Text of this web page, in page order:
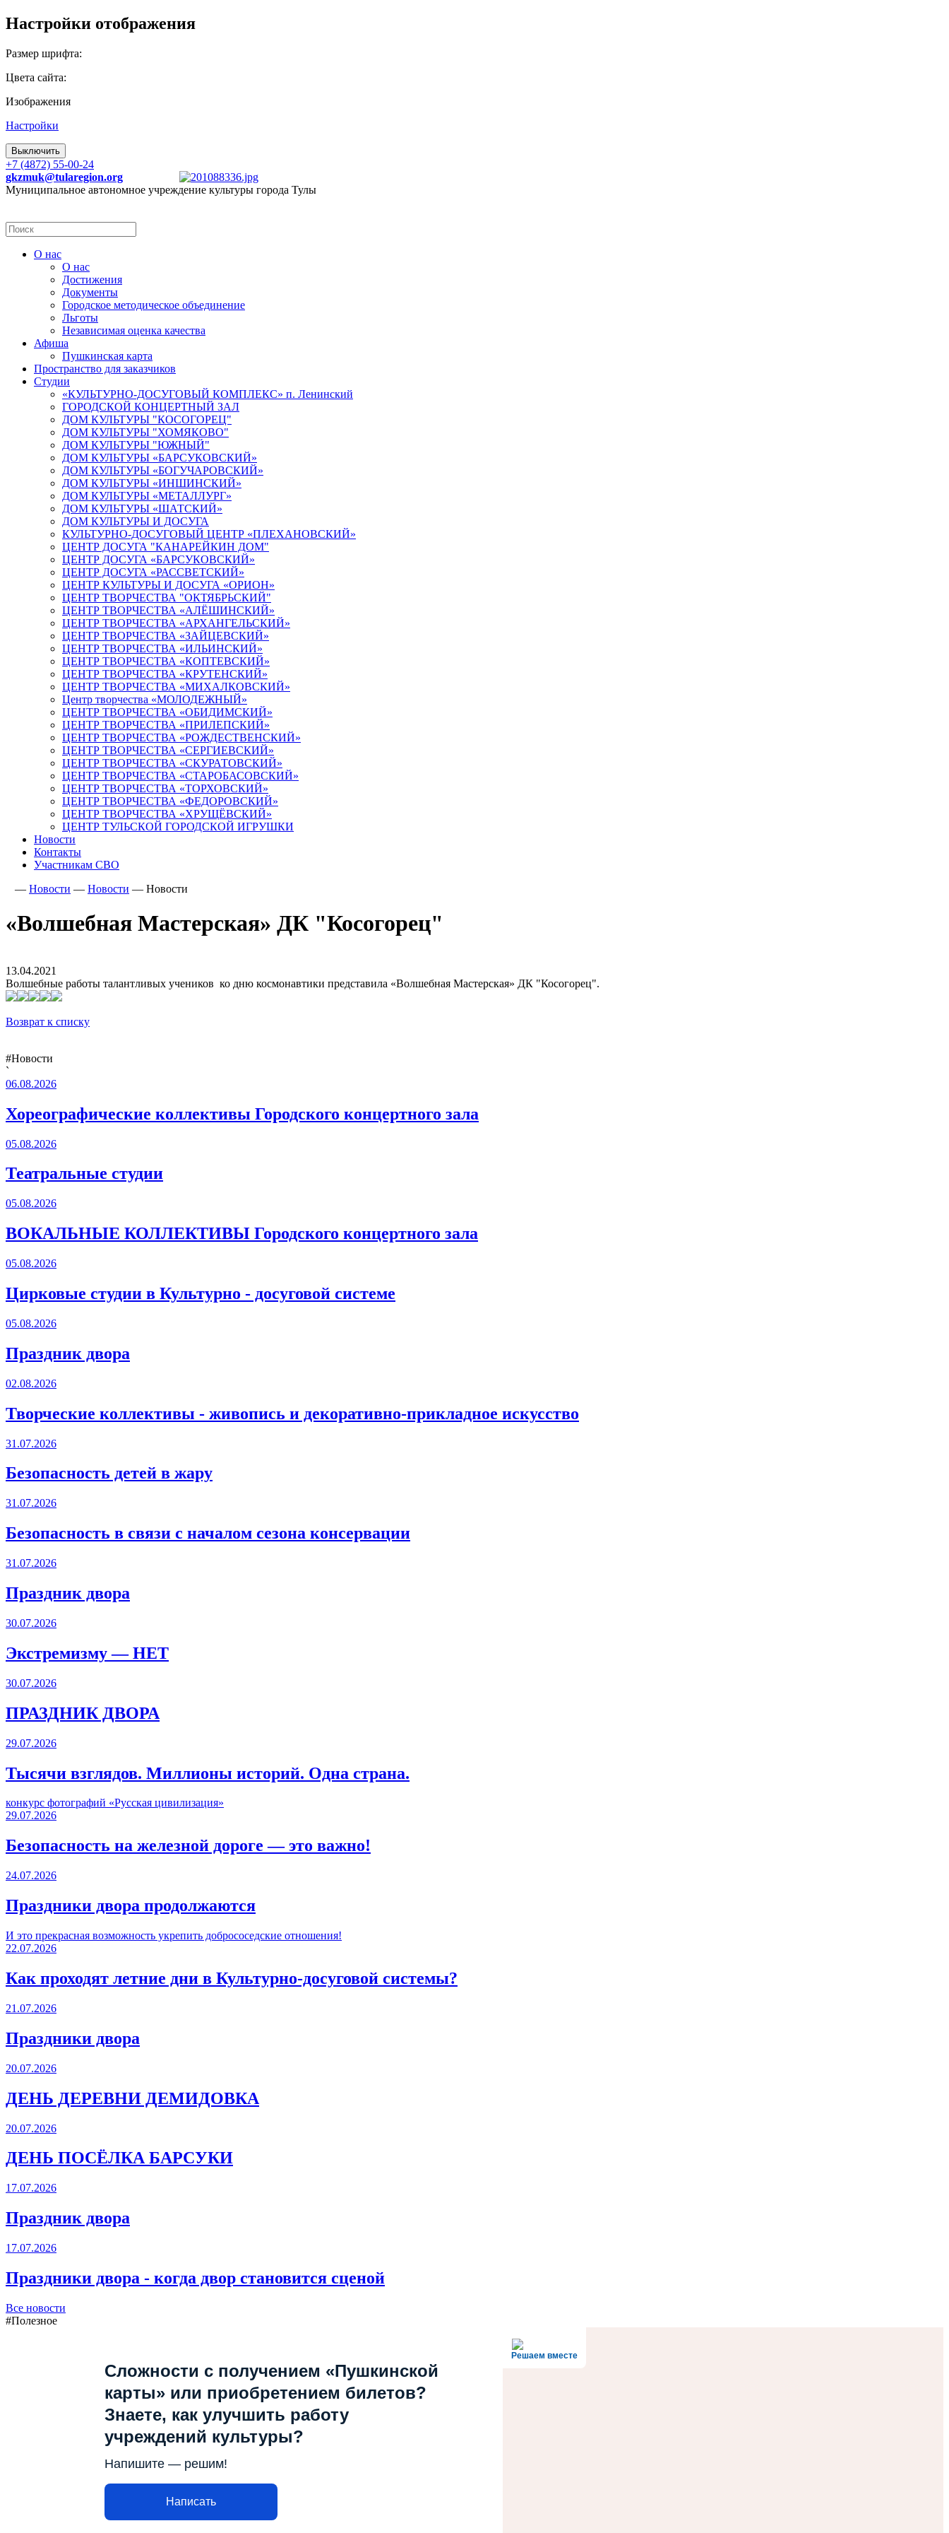
Настройки отображения
Размер шрифта:
Цвета сайта:
Изображения
Настройки
Выключить
+7 (4872) 55-00-24
gkzmuk@tularegion.org
Муниципальное автономное учреждение культуры города Тулы
О нас
О нас
Достижения
Документы
Городское методическое объединение
Льготы
Независимая оценка качества
Афиша
Пушкинская карта
Пространство для заказчиков
Студии
«КУЛЬТУРНО-ДОСУГОВЫЙ КОМПЛЕКС» п. Ленинский
ГОРОДСКОЙ КОНЦЕРТНЫЙ ЗАЛ
ДОМ КУЛЬТУРЫ "КОСОГОРЕЦ"
ДОМ КУЛЬТУРЫ "ХОМЯКОВО"
ДОМ КУЛЬТУРЫ "ЮЖНЫЙ"
ДОМ КУЛЬТУРЫ «БАРСУКОВСКИЙ»
ДОМ КУЛЬТУРЫ «БОГУЧАРОВСКИЙ»
ДОМ КУЛЬТУРЫ «ИНШИНСКИЙ»
ДОМ КУЛЬТУРЫ «МЕТАЛЛУРГ»
ДОМ КУЛЬТУРЫ «ШАТСКИЙ»
ДОМ КУЛЬТУРЫ И ДОСУГА
КУЛЬТУРНО-ДОСУГОВЫЙ ЦЕНТР «ПЛЕХАНОВСКИЙ»
ЦЕНТР ДОСУГА "КАНАРЕЙКИН ДОМ"
ЦЕНТР ДОСУГА «БАРСУКОВСКИЙ»
ЦЕНТР ДОСУГА «РАССВЕТСКИЙ»
ЦЕНТР КУЛЬТУРЫ И ДОСУГА «ОРИОН»
ЦЕНТР ТВОРЧЕСТВА "ОКТЯБРЬСКИЙ"
ЦЕНТР ТВОРЧЕСТВА «АЛЁШИНСКИЙ»
ЦЕНТР ТВОРЧЕСТВА «АРХАНГЕЛЬСКИЙ»
ЦЕНТР ТВОРЧЕСТВА «ЗАЙЦЕВСКИЙ»
ЦЕНТР ТВОРЧЕСТВА «ИЛЬИНСКИЙ»
ЦЕНТР ТВОРЧЕСТВА «КОПТЕВСКИЙ»
ЦЕНТР ТВОРЧЕСТВА «КРУТЕНСКИЙ»
ЦЕНТР ТВОРЧЕСТВА «МИХАЛКОВСКИЙ»
Центр творчества «МОЛОДЕЖНЫЙ»
ЦЕНТР ТВОРЧЕСТВА «ОБИДИМСКИЙ»
ЦЕНТР ТВОРЧЕСТВА «ПРИЛЕПСКИЙ»
ЦЕНТР ТВОРЧЕСТВА «РОЖДЕСТВЕНСКИЙ»
ЦЕНТР ТВОРЧЕСТВА «СЕРГИЕВСКИЙ»
ЦЕНТР ТВОРЧЕСТВА «СКУРАТОВСКИЙ»
ЦЕНТР ТВОРЧЕСТВА «СТАРОБАСОВСКИЙ»
ЦЕНТР ТВОРЧЕСТВА «ТОРХОВСКИЙ»
ЦЕНТР ТВОРЧЕСТВА «ФЕДОРОВСКИЙ»
ЦЕНТР ТВОРЧЕСТВА «ХРУЩЁВСКИЙ»
ЦЕНТР ТУЛЬСКОЙ ГОРОДСКОЙ ИГРУШКИ
Новости
Контакты
Участникам СВО
— Новости — Новости — Новости
«Волшебная Мастерская» ДК "Косогорец"
13.04.2021
Волшебные работы талантливых учеников ко дню космонавтики представила «Волшебная Мастерская» ДК "Косогорец".
Возврат к списку
#Новости
`
06.08.2026
Хореографические коллективы Городского концертного зала
05.08.2026
Театральные студии
05.08.2026
ВОКАЛЬНЫЕ КОЛЛЕКТИВЫ Городского концертного зала
05.08.2026
Цирковые студии в Культурно - досуговой системе
05.08.2026
Праздник двора
02.08.2026
Творческие коллективы - живопись и декоративно-прикладное искусство
31.07.2026
Безопасность детей в жару
31.07.2026
Безопасность в связи с началом сезона консервации
31.07.2026
Праздник двора
30.07.2026
Экстремизму — НЕТ
30.07.2026
ПРАЗДНИК ДВОРА️
29.07.2026
Тысячи взглядов. Миллионы историй. Одна страна.
конкурс фотографий «Русская цивилизация»
29.07.2026
Безопасность на железной дороге — это важно!
24.07.2026
Праздники двора продолжаются
И это прекрасная возможность укрепить добрососедские отношения!
22.07.2026
Как проходят летние дни в Культурно-досуговой системы?
21.07.2026
Праздники двора
20.07.2026
ДЕНЬ ДЕРЕВНИ ДЕМИДОВКА
20.07.2026
ДЕНЬ ПОСЁЛКА БАРСУКИ
17.07.2026
Праздник двора
17.07.2026
Праздники двора - когда двор становится сценой
Все новости
#Полезное
Решаем вместе
Сложности с получением «Пушкинской
карты» или приобретением билетов?
Знаете, как улучшить работу
учреждений культуры?
Напишите — решим!
Написать